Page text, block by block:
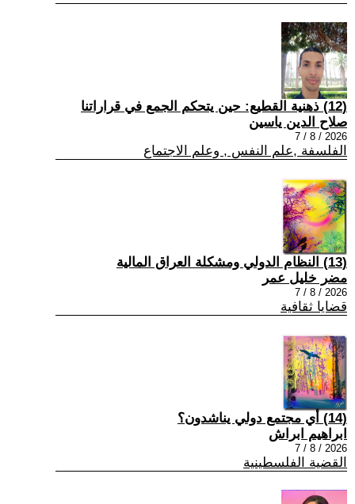
(12) ذهنية القطيع: حين يتحكم الجمع في قراراتنا
صلاح الدين ياسين
2026 / 8 / 7
الفلسفة ,علم النفس , وعلم الاجتماع
(13) النظام الدولي ومشكلة العراق المالية
مضر خليل عمر
2026 / 8 / 7
قضايا ثقافية
(14) أي مجتمع دولي يناشدون؟
ابراهيم ابراش
2026 / 8 / 7
القضية الفلسطينية